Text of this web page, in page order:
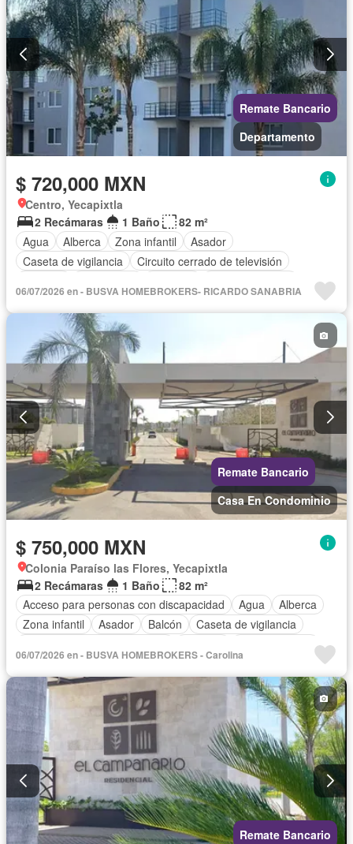
Remate Bancario
Departamento
$ 720,000 MXN
Centro, Yecapixtla
2 Recámaras
1 Baño
82 m²
Agua
Alberca Zona infantil
Asador
Caseta de vigilancia
Circuito cerrado de televisión
Gas natural
Internet Jardín
Seguridad
Televisión por cable
Zonas verdes
Sin amueblar
06/07/2026 en - BUSVA HOMEBROKERS- RICARDO SANABRIA
Remate Bancario
Casa En Condominio
$ 750,000 MXN
Colonia Paraíso las Flores, Yecapixtla
2 Recámaras
1 Baño
82 m²
Acceso para personas con discapacidad
Agua
Alberca
Zona infantil
Asador Balcón
Caseta de vigilancia
Conserje
Cuarto de Limpieza
Cuarto de servicio
Electricidad
Estacionamiento Gas natural
Internet
Jardín
Recámara con closet
Televisión por cable
Terraza Vista panorámica
Wifi
Zonas verdes
Sin amueblar
06/07/2026 en - BUSVA HOMEBROKERS - Carolina
Remate Bancario